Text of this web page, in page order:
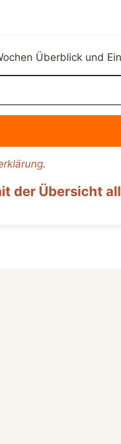
Überblick und
.
der Übersicht